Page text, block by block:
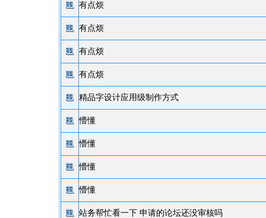
有点烦
有点烦
有点烦
有点烦
精品字设计应用级制作方式
懵懂
懵懂
懵懂
懵懂
站务帮忙看一下 申请的论坛还没审核吗